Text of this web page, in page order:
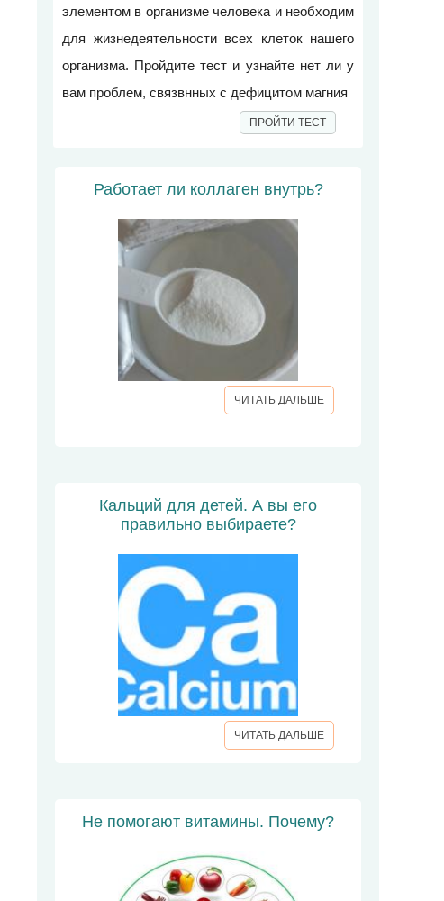
элементом в организме человека и необходим
для жизнедеятельности всех клеток нашего
организма. Пройдите тест и узнайте нет ли у
вам проблем, связвнных с дефицитом магния
ПРОЙТИ ТЕСТ
Работает ли коллаген внутрь?
ЧИТАТЬ ДАЛЬШЕ
Кальций для детей. А вы его
правильно выбираете?
ЧИТАТЬ ДАЛЬШЕ
Не помогают витамины. Почему?